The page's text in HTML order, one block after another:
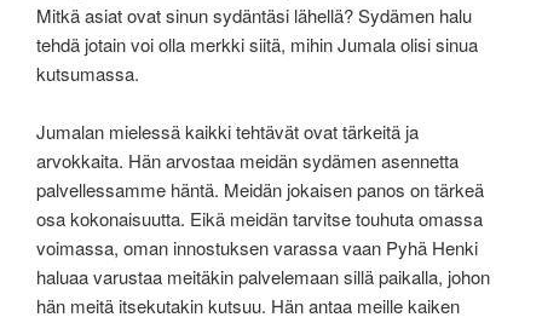
Mitkä asiat ovat sinun sydäntäsi lähellä? Sydämen halu
tehdä jotain voi olla merkki siitä, mihin Jumala olisi sinua
kutsumassa.
Jumalan mielessä kaikki tehtävät ovat tärkeitä ja
arvokkaita. Hän arvostaa meidän sydämen asennetta
palvellessamme häntä. Meidän jokaisen panos on tärkeä
osa kokonaisuutta. Eikä meidän tarvitse touhuta omassa
voimassa, oman innostuksen varassa vaan Pyhä Henki
haluaa varustaa meitäkin palvelemaan sillä paikalla, johon
hän meitä itsekutakin kutsuu. Hän antaa meille kaiken